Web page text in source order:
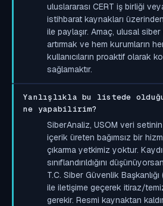
uluslararası CERT iş birliği
istihbarat kaynakları
ile paylaşır. Amaç, ulusal
artırmak ve hem kurumların
kullanıcıların proaktif olarak
sağlamaktır.
Yanlışlıkla bu listede
ne yapabilirim?
SiberAnaliz, USOM veri
içerik üreten bağımsız bir
çıkarma yetkimiz yoktur.
sınıflandırıldığını
T.C. Siber Güvenlik
ile iletişime geçerek itiraz/
gerekir. Resmi kaynaktan